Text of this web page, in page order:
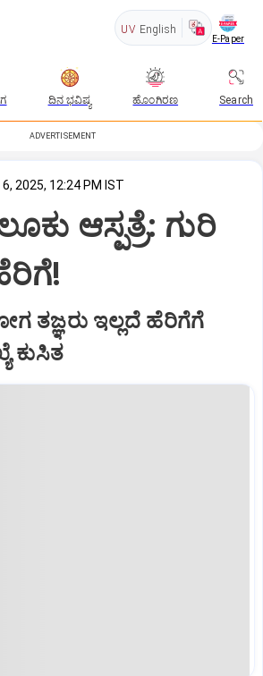
UV English
E-Paper
ದಿನ ಭವಿಷ್ಯ ಹೊಂಗಿರಣ Search
ADVERTISEMENT
6, 2025, 12:24 PM IST
ಆಸ್ಪತ್ರೆ: ಗುರಿ
ತಜ್ಞರು ಇಲ್ಲದೆ ಹೆರಿಗೆಗೆ
ಕುಸಿತ